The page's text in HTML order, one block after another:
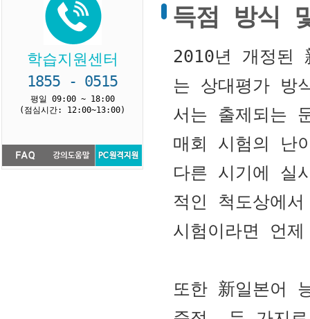
학습지원센터
1855 - 0515
평일 09:00 ~ 18:00
(점심시간: 12:00~13:00)
득점 방식
2010년 개정된
는 상대평가 방
서는 출제되는
매회 시험의 난
다른 시기에 실
적인 척도상에
시험이라면 언
또한 新일본어